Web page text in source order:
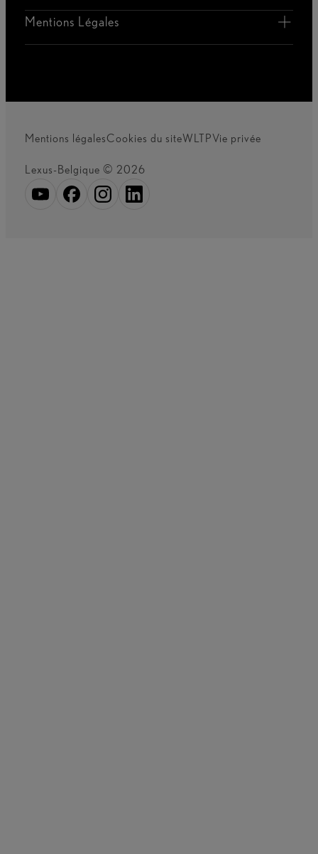
Mentions Légales
Mentions légalesCookies du siteWLTPVie privée
Lexus-Belgique © 2026